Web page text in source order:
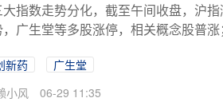
指数走势分化，截至午间收盘，沪
广生堂等多股涨停，相关概念股普
新药
广生堂
小风 06-29 11:35